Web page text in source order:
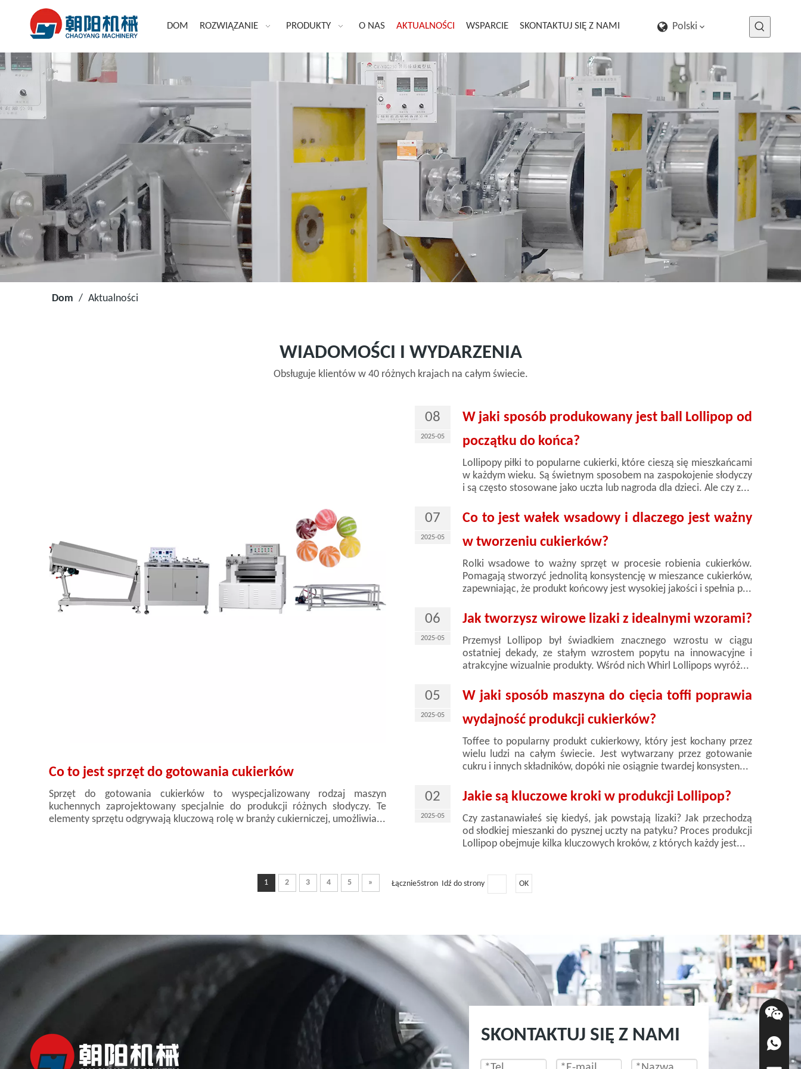
DOM ROZWIĄZANIE PRODUKTY O NAS AKTUALNOŚCI WSPARCIE SKONTAKTUJ SIĘ Z NAMI Polski
Dom / Aktualności
WIADOMOŚCI I WYDARZENIA
Obsługuje klientów w 40 różnych krajach na całym świecie.
Co to jest sprzęt do gotowania cukierków
Sprzęt do gotowania cukierków to wyspecjalizowany rodzaj maszyn
kuchennych zaprojektowany specjalnie do produkcji różnych słodyczy. Te
elementy sprzętu odgrywają kluczową rolę w branży cukierniczej, umożliwia...
08
2025-05
W jaki sposób produkowany jest ball Lollipop od
początku do końca?
Lollipopy piłki to popularne cukierki, które cieszą się mieszkańcami
w każdym wieku. Są świetnym sposobem na zaspokojenie słodyczy
i są często stosowane jako uczta lub nagroda dla dzieci. Ale czy z...
07
2025-05
Co to jest wałek wsadowy i dlaczego jest ważny
w tworzeniu cukierków?
Rolki wsadowe to ważny sprzęt w procesie robienia cukierków.
Pomagają stworzyć jednolitą konsystencję w mieszance cukierków,
zapewniając, że produkt końcowy jest wysokiej jakości i spełnia p...
06
2025-05
Jak tworzysz wirowe lizaki z idealnymi wzorami?
Przemysł Lollipop był świadkiem znacznego wzrostu w ciągu
ostatniej dekady, ze stałym wzrostem popytu na innowacyjne i
atrakcyjne wizualnie produkty. Wśród nich Whirl Lollipops wyróż...
05
2025-05
W jaki sposób maszyna do cięcia toffi poprawia
wydajność produkcji cukierków?
Toffee to popularny produkt cukierkowy, który jest kochany przez
wielu ludzi na całym świecie. Jest wytwarzany przez gotowanie
cukru i innych składników, dopóki nie osiągnie twardej konsysten...
02
2025-05
Jakie są kluczowe kroki w produkcji Lollipop?
Czy zastanawiałeś się kiedyś, jak powstają lizaki? Jak przechodzą
od słodkiej mieszanki do pysznej uczty na patyku? Proces produkcji
Lollipop obejmuje kilka kluczowych kroków, z których każdy jest...
1 2 3 4 5 » Łącznie5stron Idź do strony OK
+86-
SKONTAKTUJ SIĘ Z NAMI